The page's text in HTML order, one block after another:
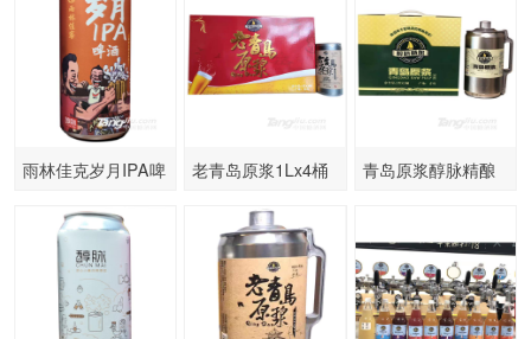
雨林佳克岁月IPA啤
老青岛原浆1Lx4桶
青岛原浆醇脉精酿